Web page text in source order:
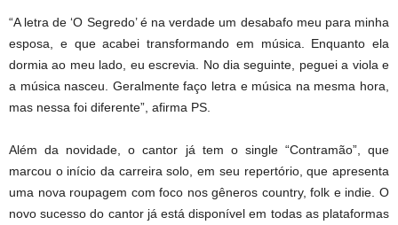
“A letra de ‘O Segredo’ é na verdade um desabafo meu para minha
esposa, e que acabei transformando em música. Enquanto ela
dormia ao meu lado, eu escrevia. No dia seguinte, peguei a viola e
a música nasceu. Geralmente faço letra e música na mesma hora,
mas nessa foi diferente”, afirma PS.
Além da novidade, o cantor já tem o single “Contramão”, que
marcou o início da carreira solo, em seu repertório, que apresenta
uma nova roupagem com foco nos gêneros country, folk e indie. O
novo sucesso do cantor já está disponível em todas as plataformas